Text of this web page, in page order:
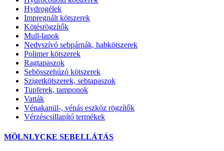
Hydrogélek
Impregnált kötszerek
Kötésrögzítők
Mull-lapok
Nedvszívó sebpárnák, habkötszerek
Polimer kötszerek
Ragtapaszok
Sebösszehúzó kötszerek
Szigetkötszerek, sebtapaszok
Tupferek, tamponok
Vatták
Vénakanül-, vénás eszköz rögzítők
Vérzéscsillapító termékek
MÖLNLYCKE SEBELLÁTÁS